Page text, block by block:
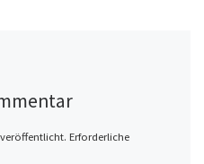
Erforderliche